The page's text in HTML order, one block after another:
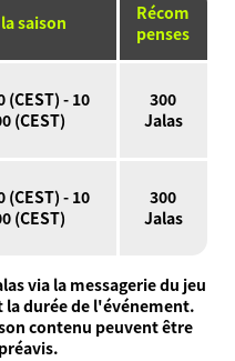
saison
Récom
penses
- 10
(CEST)
300
Jalas
- 10
(CEST)
300
Jalas
via la messagerie du jeu
la durée de l'événement.
contenu peuvent être